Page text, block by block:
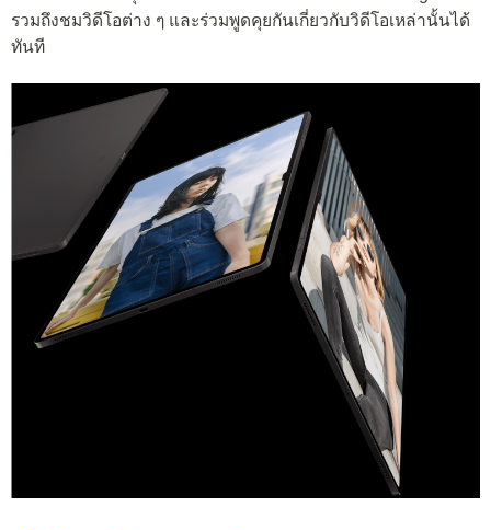
รวมถึงชมวิดีโอต่าง ๆ และร่วมพูดคุยกันเกี่ยวกับวิดีโอเหล่านั้นได้
ทันที